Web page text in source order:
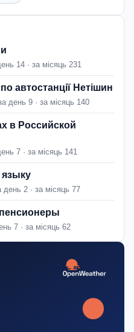
14 · за місяць 231
автостанції Нетішин
день 9 · за місяць 140
в Российской
7 · за місяць 141
языку
день 2 · за місяць 77
7 · за місяць 62